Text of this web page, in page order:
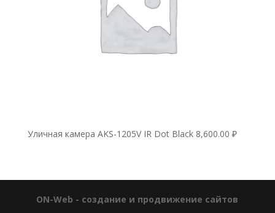
Уличная камера AKS-1205V IR Dot Black 8,600.00 ₽
ON-Web - создание и продвижение сайтов